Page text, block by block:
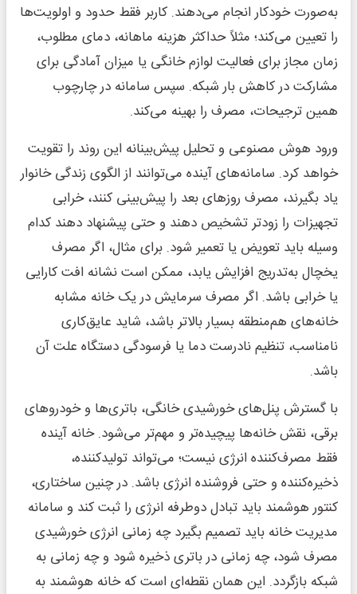
به‌صورت خودکار انجام می‌دهند. کاربر فقط حدود و اولویت‌ها
را تعیین می‌کند؛ مثلاً حداکثر هزینه ماهانه، دمای مطلوب،
زمان مجاز برای فعالیت لوازم خانگی یا میزان آمادگی برای
مشارکت در کاهش بار شبکه. سپس سامانه در چارچوب
همین ترجیحات، مصرف را بهینه می‌کند.
ورود هوش مصنوعی و تحلیل پیش‌بینانه این روند را تقویت
خواهد کرد. سامانه‌های آینده می‌توانند از الگوی زندگی خانوار
یاد بگیرند، مصرف روزهای بعد را پیش‌بینی کنند، خرابی
تجهیزات را زودتر تشخیص دهند و حتی پیشنهاد دهند کدام
وسیله باید تعویض یا تعمیر شود. برای مثال، اگر مصرف
یخچال به‌تدریج افزایش یابد، ممکن است نشانه افت کارایی
یا خرابی باشد. اگر مصرف سرمایش در یک خانه مشابه
خانه‌های هم‌منطقه بسیار بالاتر باشد، شاید عایق‌کاری
نامناسب، تنظیم نادرست دما یا فرسودگی دستگاه علت آن
باشد.
با گسترش پنل‌های خورشیدی خانگی، باتری‌ها و خودروهای
برقی، نقش خانه‌ها پیچیده‌تر و مهم‌تر می‌شود. خانه آینده
فقط مصرف‌کننده انرژی نیست؛ می‌تواند تولیدکننده،
ذخیره‌کننده و حتی فروشنده انرژی باشد. در چنین ساختاری،
کنتور هوشمند باید تبادل دوطرفه انرژی را ثبت کند و سامانه
مدیریت خانه باید تصمیم بگیرد چه زمانی انرژی خورشیدی
مصرف شود، چه زمانی در باتری ذخیره شود و چه زمانی به
شبکه بازگردد. این همان نقطه‌ای است که خانه هوشمند به